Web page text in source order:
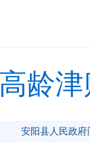
高龄
安阳县人民政府